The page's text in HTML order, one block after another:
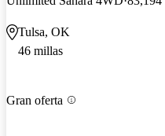
Tulsa, OK
46 millas
Gran oferta